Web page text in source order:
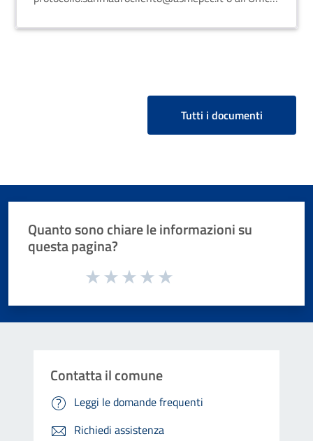
0974 903 161.
Tutti i documenti
Quanto sono chiare le informazioni su
questa pagina?
Valuta da 1 a 5 stelle la pagina
Contatta il comune
Leggi le domande frequenti
Richiedi assistenza